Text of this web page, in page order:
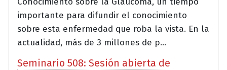
importante para difundir el conocimiento
sobre esta enfermedad que roba la vista. En la
actualidad, más de 3 millones de p...
Seminario 508: Sesión abierta de